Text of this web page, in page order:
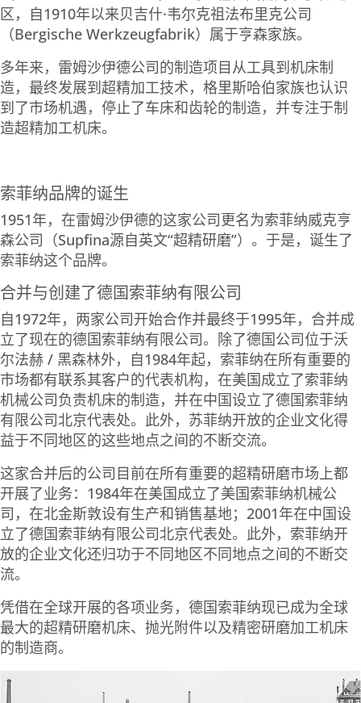
区，自1910年以来贝吉什·韦尔克祖法布里克公司
（Bergische Werkzeugfabrik）属于亨森家族。
多年来，雷姆沙伊德公司的制造项目从工具到机床制
造，最终发展到超精加工技术，格里斯哈伯家族也认识
到了市场机遇，停止了车床和齿轮的制造，并专注于制
造超精加工机床。
索菲纳品牌的诞生
1951年，在雷姆沙伊德的这家公司更名为索菲纳威克亨
森公司（Supfina源自英文“超精研磨”）。于是，诞生了
索菲纳这个品牌。
合并与创建了德国索菲纳有限公司
自1972年，两家公司开始合作并最终于1995年，合并成
立了现在的德国索菲纳有限公司。除了德国公司位于沃
尔法赫 / 黑森林外，自1984年起，索菲纳在所有重要的
市场都有联系其客户的代表机构，在美国成立了索菲纳
机械公司负责机床的制造，并在中国设立了德国索菲纳
有限公司北京代表处。此外，苏菲纳开放的企业文化得
益于不同地区的这些地点之间的不断交流。
这家合并后的公司目前在所有重要的超精研磨市场上都
开展了业务：1984年在美国成立了美国索菲纳机械公
司，在北金斯敦设有生产和销售基地；2001年在中国设
立了德国索菲纳有限公司北京代表处。此外，索菲纳开
放的企业文化还归功于不同地区不同地点之间的不断交
流。
凭借在全球开展的各项业务，德国索菲纳现已成为全球
最大的超精研磨机床、抛光附件以及精密研磨加工机床
的制造商。